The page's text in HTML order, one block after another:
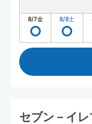
8/7金 8/8土
セブン－イ